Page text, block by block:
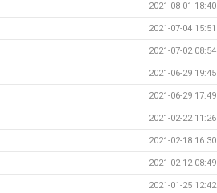
2021-08-01 18:40
2021-07-04 15:51
2021-07-02 08:54
2021-06-29 19:45
2021-06-29 17:49
2021-02-22 11:26
2021-02-18 16:30
2021-02-12 08:49
2021-01-25 12:42